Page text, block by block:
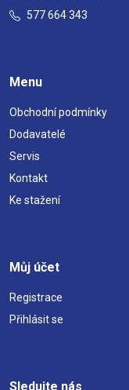
577 664 343
Menu
Obchodní podmínky
Dodavatelé
Servis
Kontakt
Ke stažení
Můj účet
Registrace
Přihlásit se
Sledujte nás